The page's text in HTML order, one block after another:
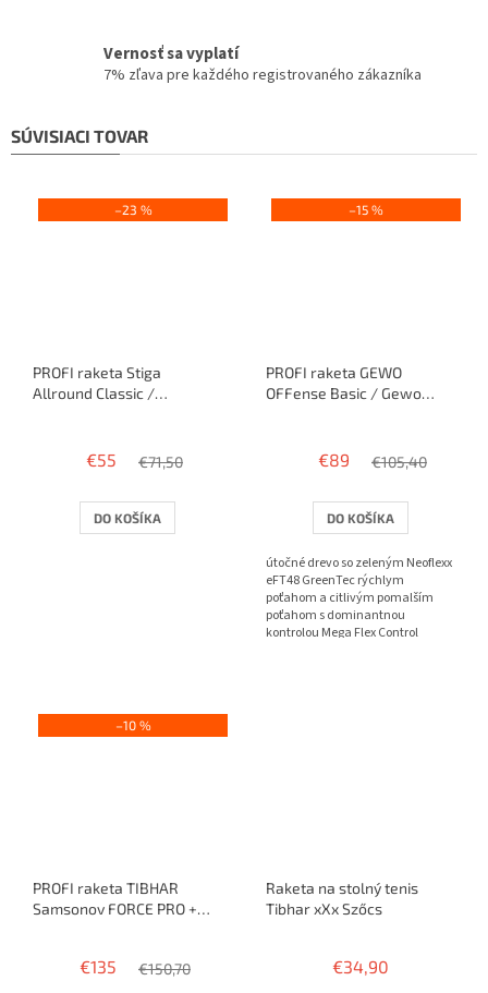
Vernosť sa vyplatí
7% zľava pre každého registrovaného zákazníka
SÚVISIACI TOVAR
–23 %
PROFI raketa Stiga
Allround Classic /
produktu
3,0
z
€55 €71,50
DO KOŠÍKA
–15 %
PROFI raketa GEWO
OFFense Basic / Gewo
produktu
3,8
z
hviezdičiek.
€89 €105,40
DO KOŠÍKA
útočné drevo so zeleným Neoflexx
eFT48 GreenTec rýchlym
poťahom a citlivým pomalším
poťahom s dominantnou
kontrolou Mega Flex Control
–10 %
PROFI raketa TIBHAR
Samsonov FORCE PRO +
€135 €150,70
Raketa na stolný tenis
Tibhar xXx Szőcs
€34,90